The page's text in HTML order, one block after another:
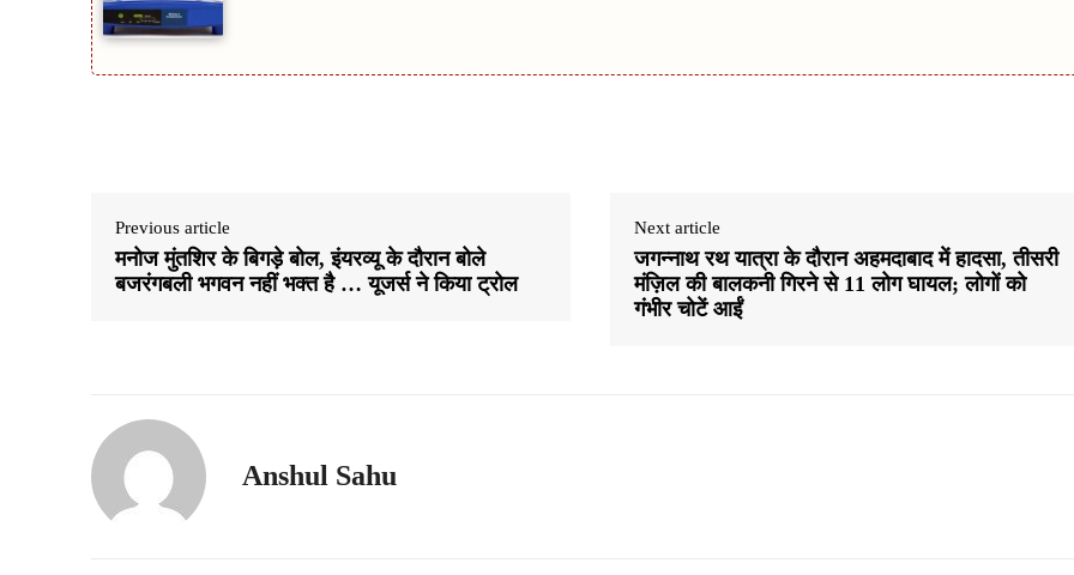
Previous article
मनोज मुंतशिर के बिगड़े बोल, इंयरव्यू के दौरान बोले
बजरंगबली भगवन नहीं भक्त है … यूजर्स ने किया ट्रोल
Next article
जगन्नाथ रथ यात्रा के दौरान अहमदाबाद में हादसा, तीसरी
मंज़िल की बालकनी गिरने से 11 लोग घायल; लोगों को
गंभीर चोटें आईं
Anshul Sahu